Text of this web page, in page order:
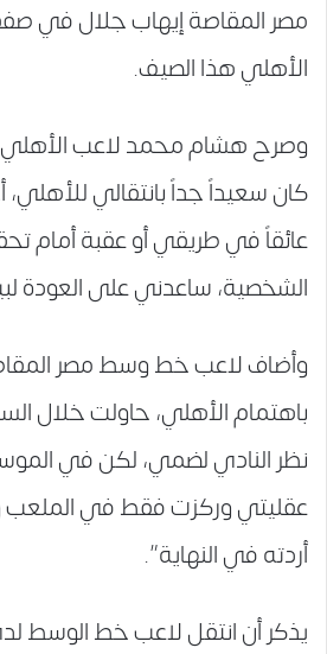
مصر المقاصة إيهاب جلال في
الأهلي هذا الصيف.
وصرح هشام محمد لاعب الأهلي
كان سعيداً جداً بانتقالي للأهلي،
عائقاً في طريقي أو عقبة أمام
الشخصية، ساعدني على العودة
وأضاف لاعب خط وسط مصر
باهتمام الأهلي، حاولت خلال
نظر النادي لضمي، لكن في
عقليتي وركزت فقط في
أردته في النهاية”.
يذكر أن انتقل لاعب خط الوسط